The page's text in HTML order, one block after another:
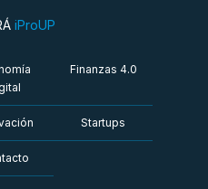
iProUP
Finanzas 4.0
Startups